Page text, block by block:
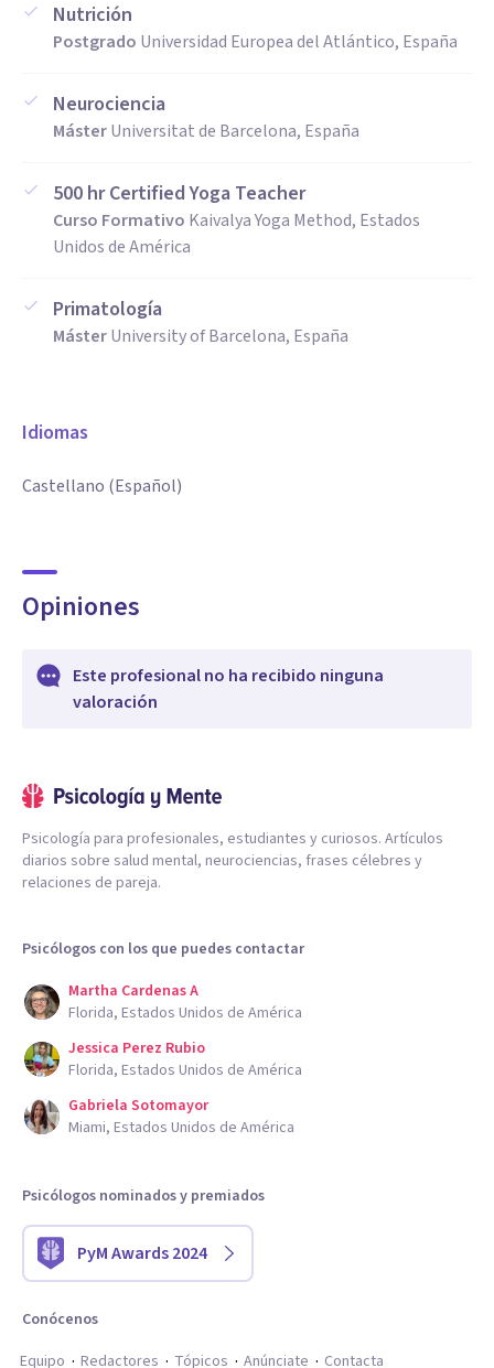
Nutrición
Postgrado Universidad Europea del Atlántico, España
Neurociencia
MásterUniversitat de Barcelona, España
500 hr Certified Yoga Teacher
Curso Formativo Kaivalya Yoga Method, Estados
Unidos de América
Primatología
MásterUniversity of Barcelona, España
Idiomas
Castellano (Español)
Opiniones
Este profesional no ha recibido ninguna
valoración
Psicología para profesionales, estudiantes y curiosos. Artículos
diarios sobre salud mental, neurociencias, frases célebres y
relaciones de pareja.
Psicólogos con los que puedes contactar
Martha Cardenas A
Florida, Estados Unidos de América
Jessica Perez Rubio
Florida, Estados Unidos de América
Gabriela Sotomayor
Miami, Estados Unidos de América
Psicólogos nominados y premiados
PyM Awards 2024
Conócenos
Equipo
Redactores Tópicos Anúnciate Contacta